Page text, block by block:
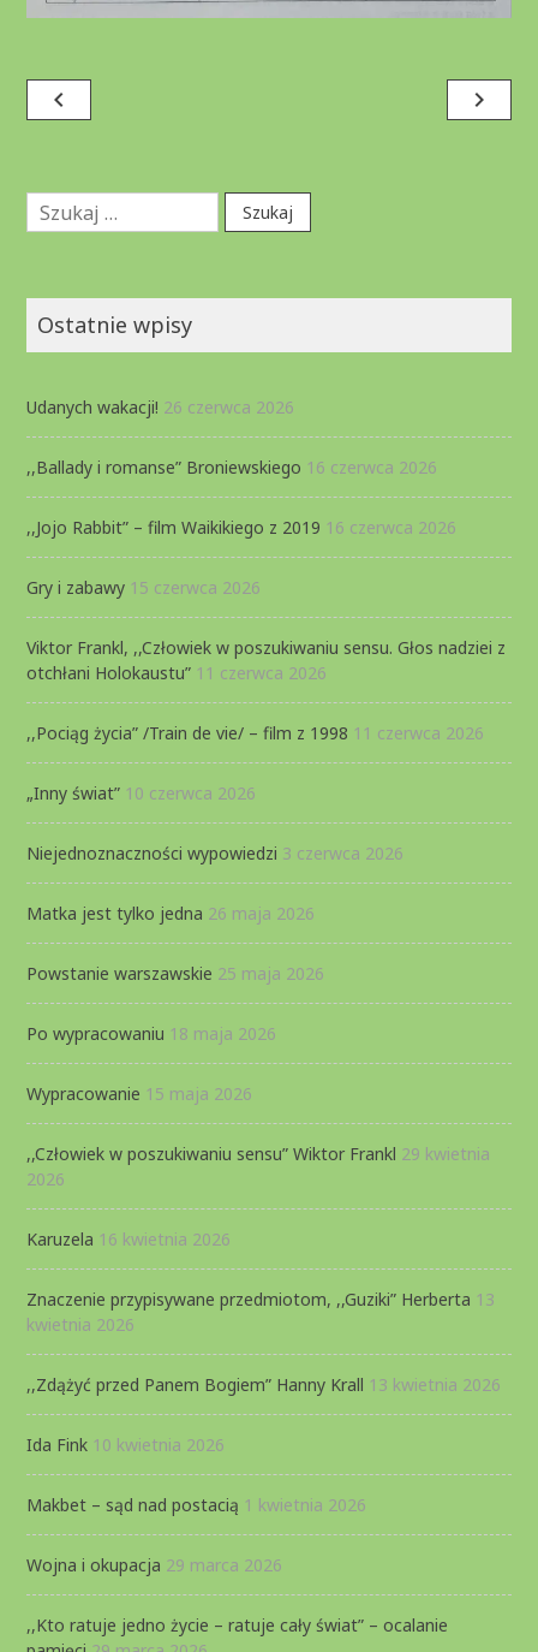
Nawigacja
wpisu
navigate_before navigate_next
Szukaj:
Ostatnie wpisy
Udanych wakacji! 26 czerwca 2026
,,Ballady i romanse” Broniewskiego 16 czerwca 2026
,,Jojo Rabbit” – film Waikikiego z 2019 16 czerwca 2026
Gry i zabawy 15 czerwca 2026
Viktor Frankl, ,,Człowiek w poszukiwaniu sensu. Głos nadziei z
otchłani Holokaustu” 11 czerwca 2026
,,Pociąg życia” /Train de vie/ – film z 1998 11 czerwca 2026
„Inny świat” 10 czerwca 2026
Niejednoznaczności wypowiedzi 3 czerwca 2026
Matka jest tylko jedna 26 maja 2026
Powstanie warszawskie 25 maja 2026
Po wypracowaniu 18 maja 2026
Wypracowanie 15 maja 2026
,,Człowiek w poszukiwaniu sensu” Wiktor Frankl 29 kwietnia
2026
Karuzela 16 kwietnia 2026
Znaczenie przypisywane przedmiotom, ,,Guziki” Herberta 13
kwietnia 2026
,,Zdążyć przed Panem Bogiem” Hanny Krall 13 kwietnia 2026
Ida Fink 10 kwietnia 2026
Makbet – sąd nad postacią 1 kwietnia 2026
Wojna i okupacja 29 marca 2026
,,Kto ratuje jedno życie – ratuje cały świat” – ocalanie